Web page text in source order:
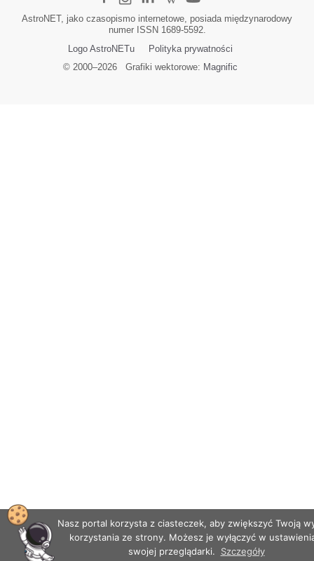
AstroNET, jako czasopismo internetowe, posiada międzynarodowy
numer ISSN 1689-5592.
Logo AstroNETu
Polityka prywatności
© 2000–2026Grafiki wektorowe: Magnific
Nasz portal korzysta z ciasteczek, aby zwiększyć Twoją
korzystania ze strony. Możesz je wyłączyć w
swojej przeglądarki.
Szczegóły